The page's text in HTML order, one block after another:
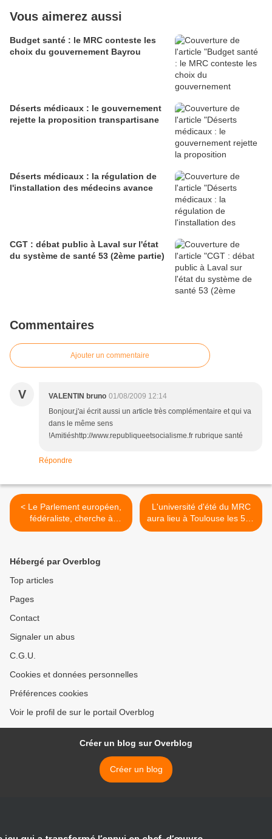
Vous aimerez aussi
Budget santé : le MRC conteste les
choix du gouvernement Bayrou
Déserts médicaux : le gouvernement
rejette la proposition transpartisane
Déserts médicaux : la régulation de
l'installation des médecins avance
CGT : débat public à Laval sur l'état
du système de santé 53 (2ème partie)
Commentaires
Ajouter un commentaire
V VALENTIN bruno 01/08/2009 12:14
Bonjour,j'ai écrit aussi un article très complémentaire et qui va
dans le même sens
!Amitiéshttp://www.republiqueetsocialisme.fr rubrique santé
Répondre
< Le Parlement européen,
fédéraliste, cherche à
affirmer sa différence
L'université d'été du MRC
aura lieu à Toulouse les 5 et
6 septembre >
Hébergé par Overblog
Top articles
Pages
Contact
Signaler un abus
C.G.U.
Cookies et données personnelles
Préférences cookies
Voir le profil de sur le portail Overblog
Créer un blog sur Overblog
Créer un blog